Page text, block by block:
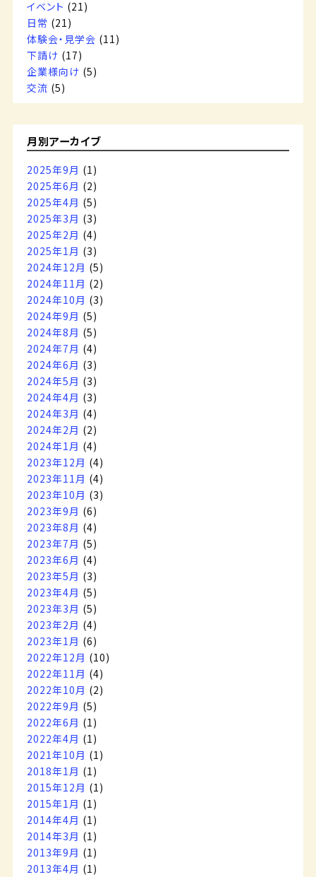
イベント (21)
日常 (21)
体験会・見学会 (11)
下請け (17)
企業様向け (5)
交流 (5)
月別アーカイブ
2025年9月 (1)
2025年6月 (2)
2025年4月 (5)
2025年3月 (3)
2025年2月 (4)
2025年1月 (3)
2024年12月 (5)
2024年11月 (2)
2024年10月 (3)
2024年9月 (5)
2024年8月 (5)
2024年7月 (4)
2024年6月 (3)
2024年5月 (3)
2024年4月 (3)
2024年3月 (4)
2024年2月 (2)
2024年1月 (4)
2023年12月 (4)
2023年11月 (4)
2023年10月 (3)
2023年9月 (6)
2023年8月 (4)
2023年7月 (5)
2023年6月 (4)
2023年5月 (3)
2023年4月 (5)
2023年3月 (5)
2023年2月 (4)
2023年1月 (6)
2022年12月 (10)
2022年11月 (4)
2022年10月 (2)
2022年9月 (5)
2022年6月 (1)
2022年4月 (1)
2021年10月 (1)
2018年1月 (1)
2015年12月 (1)
2015年1月 (1)
2014年4月 (1)
2014年3月 (1)
2013年9月 (1)
2013年4月 (1)